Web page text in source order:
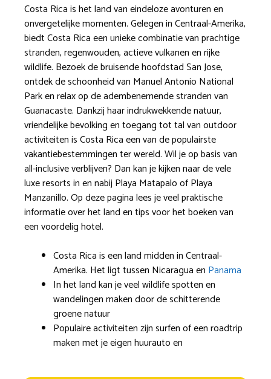
Costa Rica is het land van eindeloze avonturen en
onvergetelijke momenten. Gelegen in Centraal-Amerika,
biedt Costa Rica een unieke combinatie van prachtige
stranden, regenwouden, actieve vulkanen en rijke
wildlife. Bezoek de bruisende hoofdstad San Jose,
ontdek de schoonheid van Manuel Antonio National
Park en relax op de adembenemende stranden van
Guanacaste. Dankzij haar indrukwekkende natuur,
vriendelijke bevolking en toegang tot tal van outdoor
activiteiten is Costa Rica een van de populairste
vakantiebestemmingen ter wereld. Wil je op basis van
all-inclusive verblijven? Dan kan je kijken naar de vele
luxe resorts in en nabij Playa Matapalo of Playa
Manzanillo. Op deze pagina lees je veel praktische
informatie over het land en tips voor het boeken van
een voordelig hotel.
Costa Rica is een land midden in Centraal-
Amerika. Het ligt tussen Nicaragua en Panama
In het land kan je veel wildlife spotten en
wandelingen maken door de schitterende
groene natuur
Populaire activiteiten zijn surfen of een roadtrip
maken met je eigen huurauto en